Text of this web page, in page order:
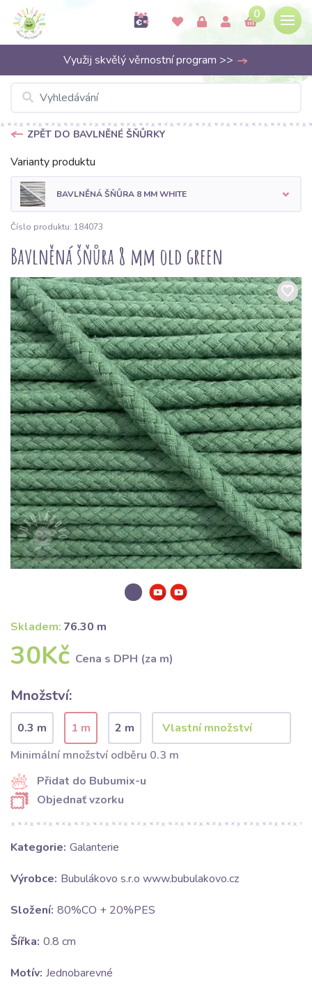
0
Využij skvělý věrnostní program >>
ZPĚT DO BAVLNĚNÉ ŠŇŮRKY
Varianty produktu
BAVLNĚNÁ ŠŇŮRA 8 MM WHITE
Číslo produktu: 184073
Bavlněná šňůra 8 mm old green
Skladem: 76.30 m
30Kč Cena s DPH (za m)
Množství:
0.3 m 1 m
2 m
Minimální množství odběru 0.3 m
Přidat do Bubumix-u
Objednať vzorku
Kategorie: Galanterie
Výrobce: Bubulákovo s.r.o www.bubulakovo.cz
Složení: 80%CO + 20%PES
Šířka: 0.8 cm
Motív: Jednobarevné